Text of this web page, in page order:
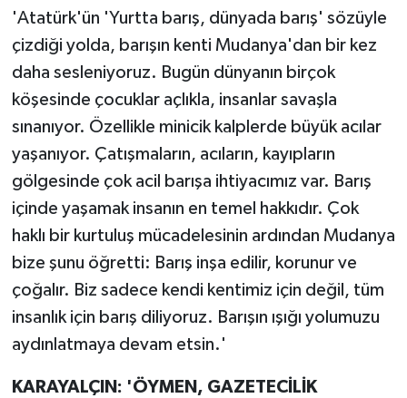
'Atatürk'ün 'Yurtta barış, dünyada barış' sözüyle
çizdiği yolda, barışın kenti Mudanya'dan bir kez
daha sesleniyoruz. Bugün dünyanın birçok
köşesinde çocuklar açlıkla, insanlar savaşla
sınanıyor. Özellikle minicik kalplerde büyük acılar
yaşanıyor. Çatışmaların, acıların, kayıpların
gölgesinde çok acil barışa ihtiyacımız var. Barış
içinde yaşamak insanın en temel hakkıdır. Çok
haklı bir kurtuluş mücadelesinin ardından Mudanya
bize şunu öğretti: Barış inşa edilir, korunur ve
çoğalır. Biz sadece kendi kentimiz için değil, tüm
insanlık için barış diliyoruz. Barışın ışığı yolumuzu
aydınlatmaya devam etsin.'
KARAYALÇIN: 'ÖYMEN, GAZETECİLİK